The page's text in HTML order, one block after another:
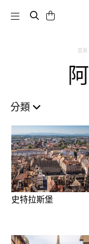
Toggle navigation
首頁
分類
史特拉斯堡